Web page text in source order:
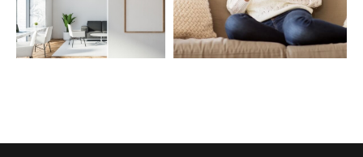
COUPS DE COEUR
EXCLUSIVITÉS NOUVEAUTÉS